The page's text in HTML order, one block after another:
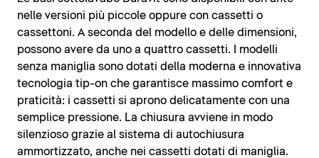
nelle versioni più piccole oppure con cassetti o
cassettoni. A seconda del modello e delle dimensioni,
possono avere da uno a quattro cassetti. I modelli
senza maniglia sono dotati della moderna e innovativa
tecnologia tip-on che garantisce massimo comfort e
praticità: i cassetti si aprono delicatamente con una
semplice pressione. La chiusura avviene in modo
silenzioso grazie al sistema di autochiusura
ammortizzato, anche nei cassetti dotati di maniglia.